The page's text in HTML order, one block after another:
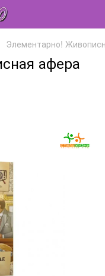
Элементарно!
афера